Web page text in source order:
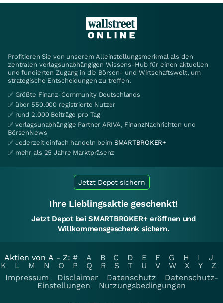
Profitieren Sie von unserem Alleinstellungsmerkmal als den
zentralen verlagsunabhängigen Wissens-Hub für einen aktuellen
und fundierten Zugang in die Börsen- und Wirtschaftswelt, um
strategische Entscheidungen zu treffen.
✅ Größte Finanz-Community Deutschlands
✅ über 550.000 registrierte Nutzer
✅ rund 2.000 Beiträge pro Tag
✅ verlagsunabhängige Partner ARIVA, FinanzNachrichten und
BörsenNews
✅ Jederzeit einfach handeln beim SMARTBROKER+
✅ mehr als 25 Jahre Marktpräsenz
Jetzt Depot sichern
Ihre Lieblingsaktie geschenkt!
Jetzt Depot bei SMARTBROKER+ eröffnen und
Willkommensgeschenk sichern.
Aktien von A - Z: # A B C D E F G H I
J
K
L M N O P Q R S T U V W X Y
Z
Impressum
Disclaimer Datenschutz
Datenschutz-
Einstellungen
Nutzungsbedingungen